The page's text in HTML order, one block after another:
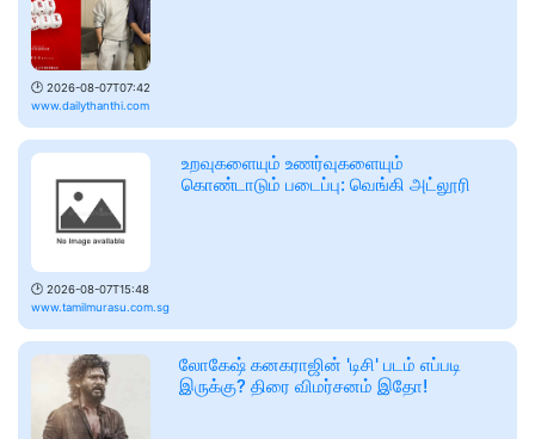
🕑 2026-08-07T07:42
www.dailythanthi.com
🕑 2026-08-07T15:48
www.tamilmurasu.com.sg
உறவுகளையும் உணர்வுகளையும்
கொண்டாடும் படைப்பு: வெங்கி அட்லூரி
லோகேஷ் கனகராஜின் 'டிசி' படம் எப்படி
இருக்கு? திரை விமர்சனம் இதோ!